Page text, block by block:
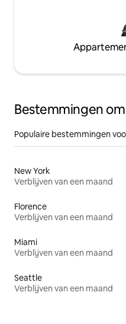
Bestemmingen
Populaire bestemmingen
New York
Verblijven van een maand
Florence
Verblijven van een maand
Miami
Verblijven van een maand
Seattle
Verblijven van een maand